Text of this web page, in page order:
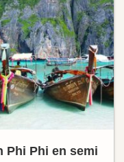
Phi Phi en semi